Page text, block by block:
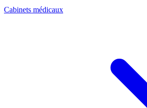
Cabinets médicaux